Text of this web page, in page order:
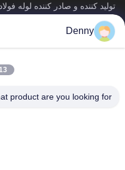
تولید کننده و صادر کننده لوله
ساخت.کیفیت لوله پایدار و قیمت
پیوندهای سریع
تور کارخانه
Denny
product are you looking for?